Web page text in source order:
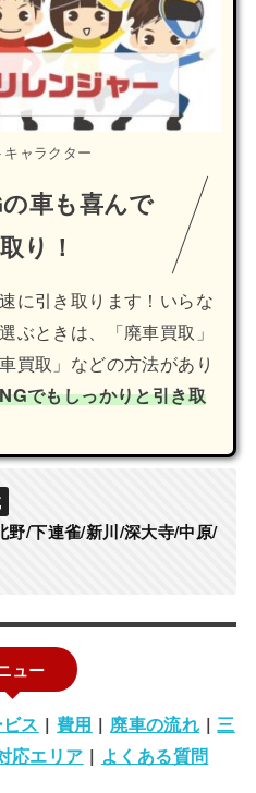
キャラクター
車も喜んで
り！
に引き取ります！いらな
ぶときは、「廃車買取」
買取」などの方法があり
でもしっかりと引き取
野/下連雀/新川/深大寺/中原/
ュー
ス |費用 |廃車の流れ |三
応エリア | よくある質問